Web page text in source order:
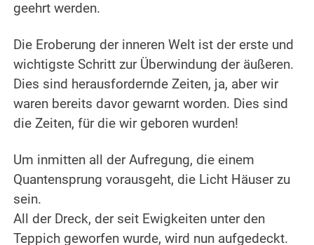
geehrt werden.
Die Eroberung der inneren Welt ist der erste und
wichtigste Schritt zur Überwindung der äußeren.
Dies sind herausfordernde Zeiten, ja, aber wir
waren bereits davor gewarnt worden. Dies sind
die Zeiten, für die wir geboren wurden!
Um inmitten all der Aufregung, die einem
Quantensprung vorausgeht, die Licht Häuser zu
sein.
All der Dreck, der seit Ewigkeiten unter den
Teppich geworfen wurde, wird nun aufgedeckt.